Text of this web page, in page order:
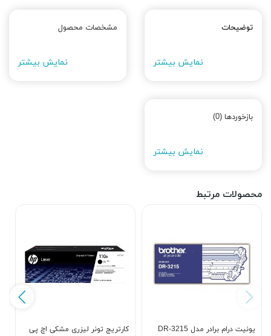
توضیحات
نمایش بیشتر
مشخصات محصول
نمایش بیشتر
بازخوردها (0)
نمایش بیشتر
محصولات مرتبط
یونیت درام برادر مدل DR-3215
کارتریج تونر لیزری مشکی اچ پی